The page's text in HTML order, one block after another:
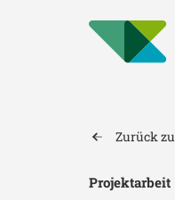
Zurück
Projektarbeit